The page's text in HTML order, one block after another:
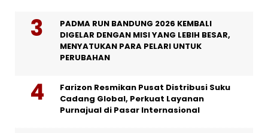
PADMA RUN BANDUNG 2026 KEMBALI
DIGELAR DENGAN MISI YANG LEBIH BESAR,
MENYATUKAN PARA PELARI UNTUK
PERUBAHAN
Farizon Resmikan Pusat Distribusi Suku
Cadang Global, Perkuat Layanan
Purnajual di Pasar Internasional